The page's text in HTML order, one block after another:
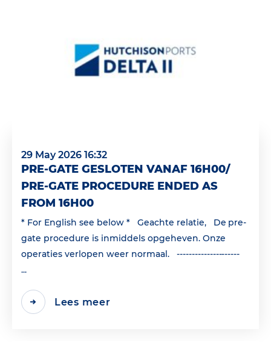
29 May 2026 16:32
PRE-GATE GESLOTEN VANAF 16H00/
PRE-GATE PROCEDURE ENDED AS
FROM 16H00
* For English see below * Geachte relatie, De pre-
gate procedure is inmiddels opgeheven. Onze
operaties verlopen weer normaal. ---------------------
...
Lees meer